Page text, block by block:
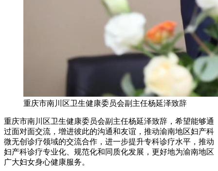
重庆市南川区卫生健康委员会副主任杨延泽致辞
重庆市南川区卫生健康委员会副主任杨延泽致辞，希望能够通
过面对面交流，增进彼此的沟通和友谊，推动渝南地区妇产科
微无创诊疗领域的交流合作，进一步提升专科诊疗水平，推动
妇产科诊疗专业化、规范化和同质化发展，更好地为渝南地区
广大妇女身心健康服务。